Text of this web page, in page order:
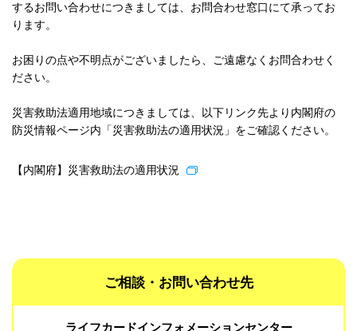
するお問い合わせにつきましては、お問合わせ窓口にて承ってお
ります。
お困りの点や不明点がございましたら、ご遠慮なくお問合わせく
ださい。
災害救助法適用地域につきましては、以下リンク先より内閣府の
防災情報ページ内「災害救助法の適用状況」をご確認ください。
【内閣府】災害救助法の適用状況
ご相談・お問い合わせ先
ライフカードインフォメーションセンター